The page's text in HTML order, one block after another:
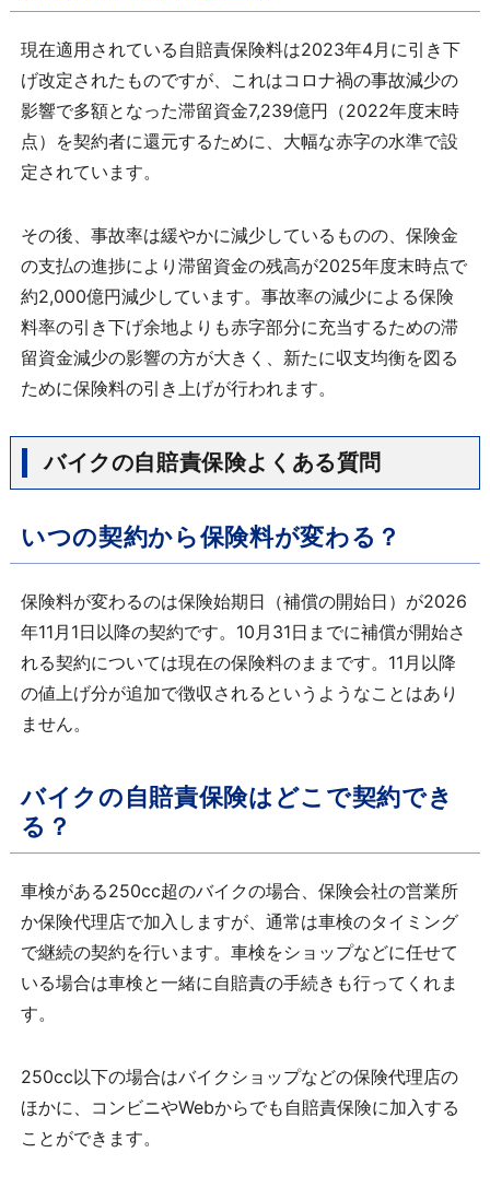
現在適用されている自賠責保険料は2023年4月に引き下
げ改定されたものですが、これはコロナ禍の事故減少の
影響で多額となった滞留資金7,239億円（2022年度末時
点）を契約者に還元するために、大幅な赤字の水準で設
定されています。
その後、事故率は緩やかに減少しているものの、保険金
の支払の進捗により滞留資金の残高が2025年度末時点で
約2,000億円減少しています。事故率の減少による保険
料率の引き下げ余地よりも赤字部分に充当するための滞
留資金減少の影響の方が大きく、新たに収支均衡を図る
ために保険料の引き上げが行われます。
バイクの自賠責保険よくある質問
いつの契約から保険料が変わる？
保険料が変わるのは保険始期日（補償の開始日）が2026
年11月1日以降の契約です。10月31日までに補償が開始さ
れる契約については現在の保険料のままです。11月以降
の値上げ分が追加で徴収されるというようなことはあり
ません。
バイクの自賠責保険はどこで契約でき
る？
車検がある250cc超のバイクの場合、保険会社の営業所
か保険代理店で加入しますが、通常は車検のタイミング
で継続の契約を行います。車検をショップなどに任せて
いる場合は車検と一緒に自賠責の手続きも行ってくれま
す。
250cc以下の場合はバイクショップなどの保険代理店の
ほかに、コンビニやWebからでも自賠責保険に加入する
ことができます。